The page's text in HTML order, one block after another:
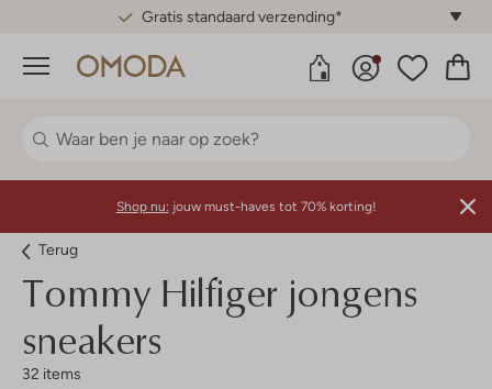
Gratis standaard verzending*
Menu
Shop nu: jouw must-haves tot 70% korting!
Terug
Tommy Hilfiger jongens
sneakers
32 items